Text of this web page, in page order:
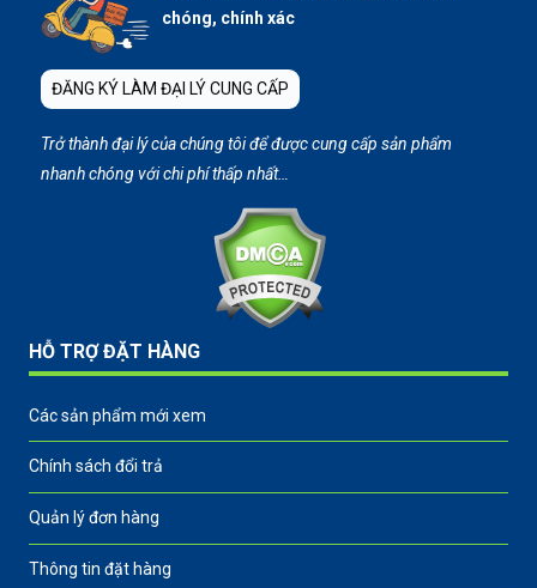
chóng, chính xác
ĐĂNG KÝ LÀM ĐẠI LÝ CUNG CẤP
Trở thành đại lý của chúng tôi để được cung cấp sản phẩm
nhanh chóng với chi phí thấp nhất…
HỖ TRỢ ĐẶT HÀNG
Các sản phẩm mới xem
Chính sách đổi trả
Quản lý đơn hàng
Thông tin đặt hàng